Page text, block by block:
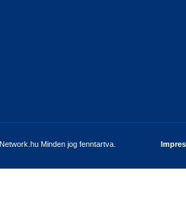
Minden jog fenntartva.